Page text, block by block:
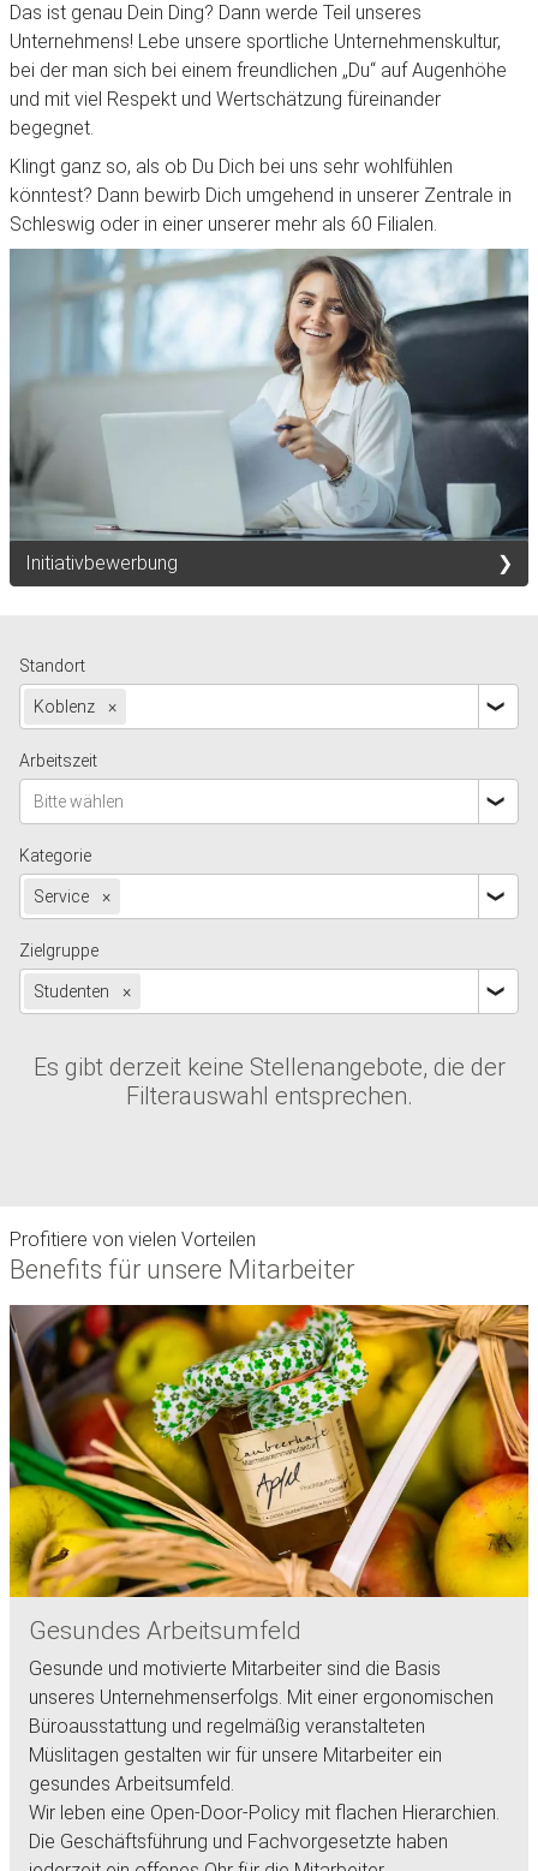
Das ist genau Dein Ding? Dann werde Teil unseres
Unternehmens! Lebe unsere sportliche Unternehmenskultur,
bei der man sich bei einem freundlichen „Du“ auf Augenhöhe
und mit viel Respekt und Wertschätzung füreinander
begegnet.
Klingt ganz so, als ob Du Dich bei uns sehr wohlfühlen
könntest? Dann bewirb Dich umgehend in unserer Zentrale in
Schleswig oder in einer unserer mehr als 60 Filialen.
Initiativbewerbung
Standort
Koblenz ×
Arbeitszeit
Bitte wählen
Kategorie
Service ×
Zielgruppe
Studenten ×
Es gibt derzeit keine Stellenangebote, die der
Filterauswahl entsprechen.
Profitiere von vielen Vorteilen
Benefits für unsere Mitarbeiter
Gesundes Arbeitsumfeld
Gesunde und motivierte Mitarbeiter sind die Basis
unseres Unternehmenserfolgs. Mit einer ergonomischen
Büroausstattung und regelmäßig veranstalteten
Müslitagen gestalten wir für unsere Mitarbeiter ein
gesundes Arbeitsumfeld.
Wir leben eine Open-Door-Policy mit flachen Hierarchien.
Die Geschäftsführung und Fachvorgesetzte haben